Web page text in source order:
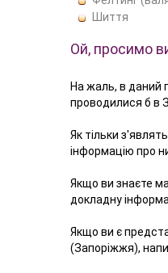
Шиття
Ой, просимо
На жаль, в даний
проводилися б в
Як тільки
інформацію про
Якщо ви знаєте
докладну
Якщо ви є
(Запоріжжя),